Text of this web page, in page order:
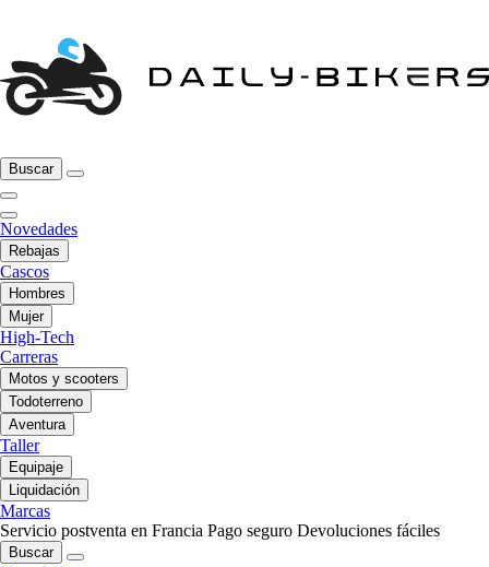
Buscar
Novedades
Rebajas
Cascos
Hombres
Mujer
High-Tech
Carreras
Motos y scooters
Todoterreno
Aventura
Taller
Equipaje
Liquidación
Marcas
Servicio postventa en Francia Pago seguro Devoluciones fáciles
Buscar